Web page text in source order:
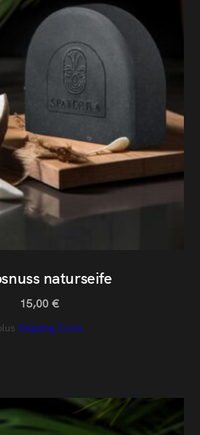
naturseife
15,00 €
Shipping Costs